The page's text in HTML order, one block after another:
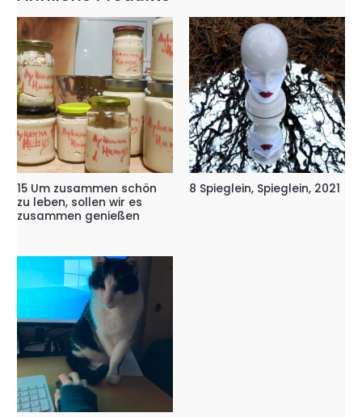
15 Um zusammen schön
zu leben, sollen wir es
zusammen genießen
8 Spieglein, Spieglein, 2021